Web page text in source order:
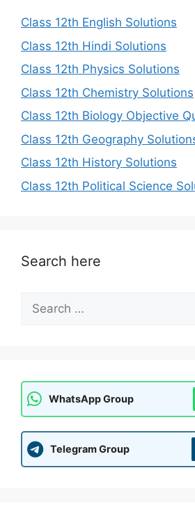
Class 12th English Solutions
Class 12th Hindi Solutions
Class 12th Physics Solutions
Class 12th Chemistry Solutions
Class 12th Biology Objective
Class 12th Geography
Class 12th History Solutions
Class 12th Political Science
Search here
for:
WhatsApp Group
Telegram Group